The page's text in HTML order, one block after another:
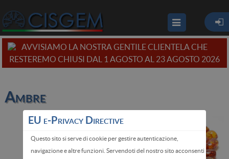
AVVISIAMO LA NOSTRA GENTILE CLIENTELA CHE
RESTEREMO CHIUSI DAL 1 AGOSTO AL 23 AGOSTO 2026
Ambre
EU e-Privacy Directive
Questo sito si serve di cookie per gestire autenticazione,
navigazione e altre funzioni. Servendoti del nostro sito acconsenti